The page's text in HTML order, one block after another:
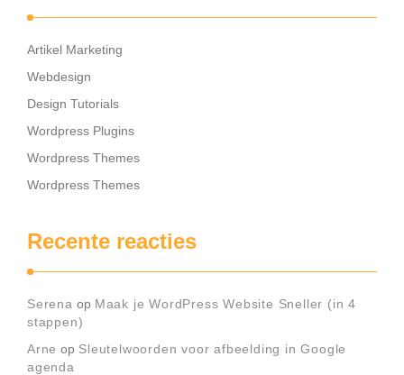
Artikel Marketing
Webdesign
Design Tutorials
Wordpress Plugins
Wordpress Themes
Wordpress Themes
Recente reacties
Serena op Maak je WordPress Website Sneller (in 4
stappen)
Arne op Sleutelwoorden voor afbeelding in Google
agenda